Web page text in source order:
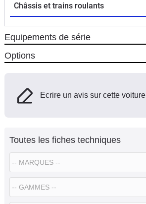
Châssis et trains roulants
Equipements de série
Options
Ecrire un avis sur cette voiture
Toutes les fiches techniques